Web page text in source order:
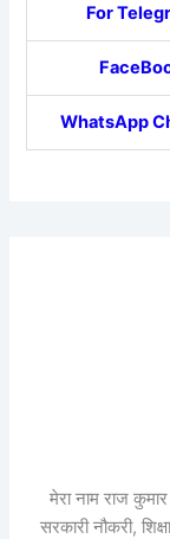
For
WhatsApp
मेरा नाम राज
सरकारी नौकरी,